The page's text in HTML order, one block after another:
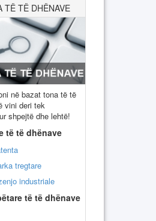
TË TË DHËNAVE
në bazat tona të të
vini deri tek
shpejtë dhe lehtë!
të të dhënave
tregtare
industriale
të të dhënave